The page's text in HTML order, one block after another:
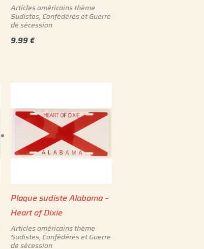
Articles américains thème
Sudistes, Confédérés et Guerre
de sécession
9.99€
Plaque sudiste Alabama –
Heart of Dixie
Articles américains thème
Sudistes, Confédérés et Guerre
de sécession